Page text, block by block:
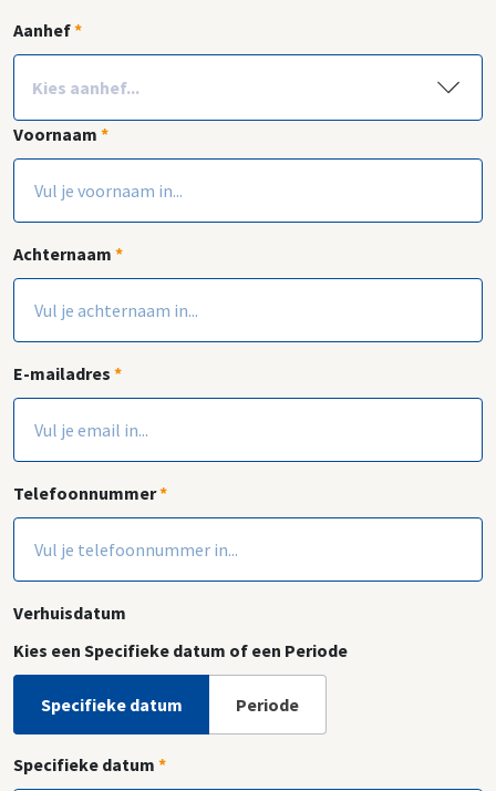
Postcode*
Huisnummer
Aanhef*
Voornaam *
Achternaam *
E-mailadres *
Telefoonnummer*
Verhuisdatum
Kies een Specifieke datum of een Periode
Specifieke datum Periode
Specifieke datum *